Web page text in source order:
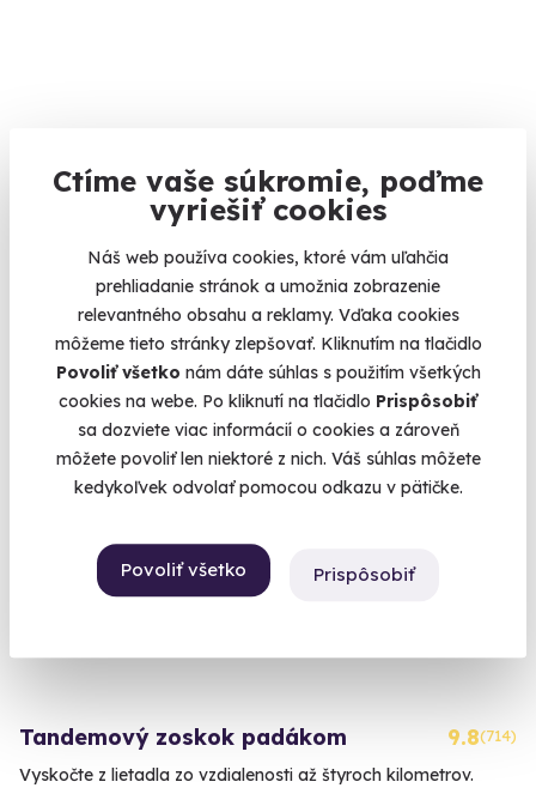
Ctíme vaše súkromie, poďme
vyriešiť cookies
Náš web používa cookies, ktoré vám uľahčia
prehliadanie stránok a umožnia zobrazenie
relevantného obsahu a reklamy. Vďaka cookies
môžeme tieto stránky zlepšovať. Kliknutím na tlačidlo
Povoliť všetko nám dáte súhlas s použitím všetkých
cookies na webe. Po kliknutí na tlačidlo Prispôsobiť
sa dozviete viac informácií o cookies a zároveň
môžete povoliť len niektoré z nich. Váš súhlas môžete
kedykoľvek odvolať pomocou odkazu v pätičke.
Povoliť všetko Prispôsobiť
Spolujazda v Lamborghini Huracán Super
Trofeo EVO
Zážitok, pri ktorom čísla hovoria za všetko: 620 koní, 281
Slovakia Ring
(+ 1 ďalšia lokalita)
259 €
AKCIA
Tandemový zoskok padákom 9.8(714)
Vyskočte z lietadla zo vzdialenosti až štyroch kilometrov.